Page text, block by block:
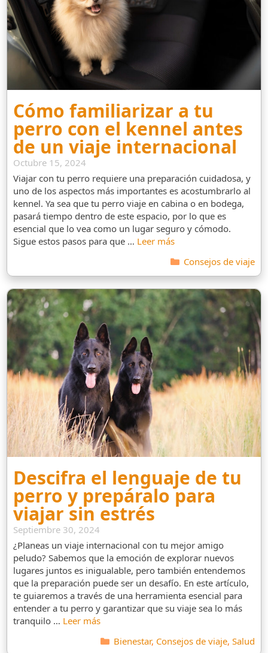
Cómo familiarizar a tu
perro con el kennel antes
de un viaje internacional
Octubre 15, 2024
Viajar con tu perro requiere una preparación cuidadosa, y
uno de los aspectos más importantes es acostumbrarlo al
kennel. Ya sea que tu perro viaje en cabina o en bodega,
pasará tiempo dentro de este espacio, por lo que es
esencial que lo vea como un lugar seguro y cómodo.
Sigue estos pasos para que … Leer más
Categorías
Consejos de viaje
Descifra el lenguaje de tu
perro y prepáralo para
viajar sin estrés
Septiembre 30, 2024
¿Planeas un viaje internacional con tu mejor amigo
peludo? Sabemos que la emoción de explorar nuevos
lugares juntos es inigualable, pero también entendemos
que la preparación puede ser un desafío. En este artículo,
te guiaremos a través de una herramienta esencial para
entender a tu perro y garantizar que su viaje sea lo más
tranquilo … Leer más
Categorías
Bienestar, Consejos de viaje, Salud